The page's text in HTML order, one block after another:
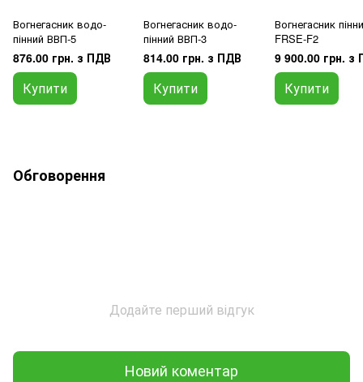
Вогнегасник водо-
пінний ВВП-5
876.00 грн. з ПДВ
Купити
Вогнегасник водо-
пінний ВВП-3
814.00 грн. з ПДВ
Купити
Вогнегасник
FRSE-F2
9 900.00 грн. з
Купити
Обговорення
Додайте перший відгук
Новий коментар